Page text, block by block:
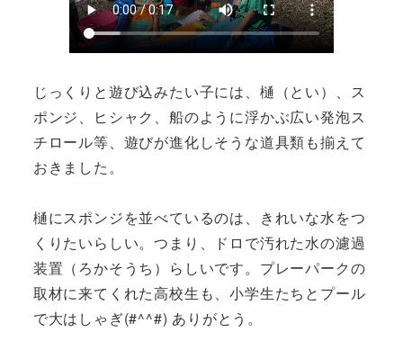
じっくりと遊び込みたい子には、樋（とい）、ス
ポンジ、ヒシャク、船のように浮かぶ広い発泡ス
チロール等、遊びが進化しそうな道具類も揃えて
おきました。
樋にスポンジを並べているのは、きれいな水をつ
くりたいらしい。つまり、ドロで汚れた水の濾過
装置（ろかそうち）らしいです。プレーパークの
取材に来てくれた高校生も、小学生たちとプール
で大はしゃぎ(#^^#) ありがとう。